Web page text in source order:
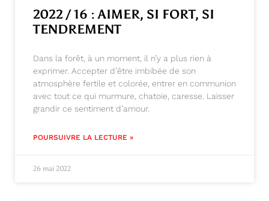
2022 / 16 : AIMER, SI FORT, SI
TENDREMENT
Dans la forêt, à un moment, il n’y a plus rien à
exprimer. Accepter d’être imbibée de son
atmosphère fertile et colorée, entrer en communion
avec tout ce qui murmure, chatoie, caresse. Laisser
grandir ce sentiment d’amour.
POURSUIVRE LA LECTURE »
26 mai 2022